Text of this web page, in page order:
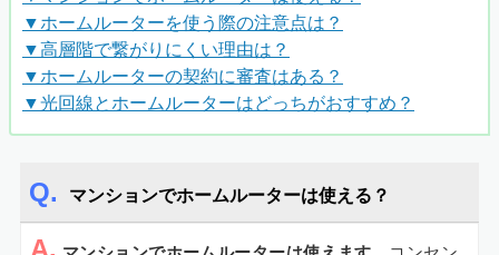
▼ホームルーターを使う際の注意点は？
▼高層階で繋がりにくい理由は？
▼ホームルーターの契約に審査はある？
▼光回線とホームルーターはどっちがおすすめ？
マンションでホームルーターは使える？
A.